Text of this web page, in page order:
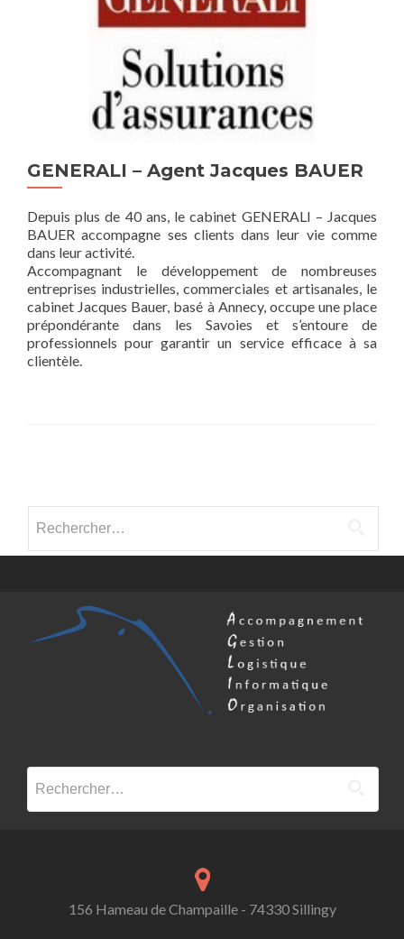
GENERALI – Agent Jacques BAUER
Depuis plus de 40 ans, le cabinet GENERALI – Jacques
BAUER accompagne ses clients dans leur vie comme
dans leur activité.
Accompagnant le développement de nombreuses
entreprises industrielles, commerciales et artisanales, le
cabinet Jacques Bauer, basé à Annecy, occupe une place
prépondérante dans les Savoies et s’entoure de
professionnels pour garantir un service efficace à sa
clientèle.
navigation
Rechercher :
156 Hameau de Champaille - 74330 Sillingy